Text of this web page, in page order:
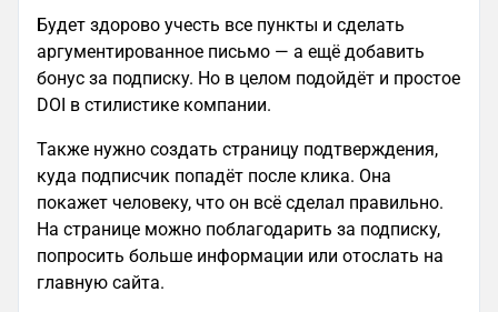
Будет здорово учесть все пункты и сделать
аргументированное письмо — а ещё добавить
бонус за подписку. Но в целом подойдёт и простое
DOI в стилистике компании.
Также нужно создать страницу подтверждения,
куда подписчик попадёт после клика. Она
покажет человеку, что он всё сделал правильно.
На странице можно поблагодарить за подписку,
попросить больше информации или отослать на
главную сайта.